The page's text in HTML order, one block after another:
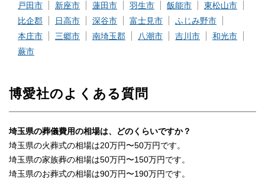
返礼品
タオルから和菓子まで、多彩な
車輌
霊柩車
ベンツ・フォードリムジン・キ
ャデラックなどの高級外車も用
意しております
レンタル喪服・着付け
喪服のレンタルや着付けのサー
ビスを用意しております
戸田市
新座市 蓮田市 羽生市 飯能市
東松山市
比企郡
日高市 深谷市 富士見市
ふじみ野市
本庄市
三郷市 南埼玉郡 八潮市 吉川市
和光市
蕨市
博愛社のよくある質問
埼玉県の葬儀費用の相場は、どのくらいですか？
埼玉県の火葬式の相場は20万円〜50万円です。
埼玉県の家族葬の相場は50万円〜150万円です。
埼玉県のお葬式の相場は90万円〜190万円です。